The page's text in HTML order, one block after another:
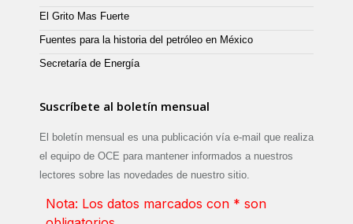
El Grito Mas Fuerte
Fuentes para la historia del petróleo en México
Secretaría de Energía
Suscríbete al boletín mensual
El boletín mensual es una publicación vía e-mail que realiza
el equipo de OCE para mantener informados a nuestros
lectores sobre las novedades de nuestro sitio.